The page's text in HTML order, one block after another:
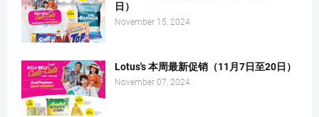
日）
November 15, 2024
Lotus's 本周最新促销（11月7日至20日）
November 07, 2024